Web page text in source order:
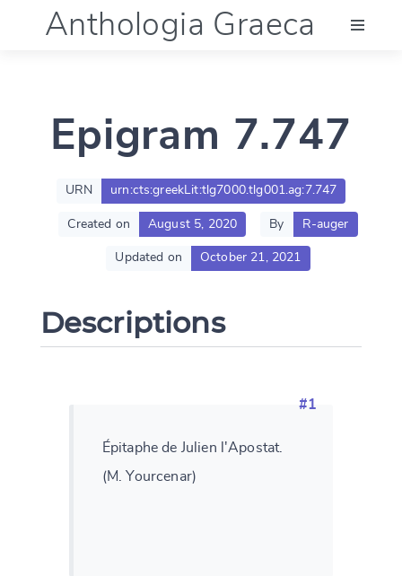
Anthologia Graeca
Language (en)
Documentation
Epigram 7.747
URN urn:cts:greekLit:tlg7000.tlg001.ag:7.747
Created on August 5, 2020 By R-auger
Updated on October 21, 2021
Descriptions
#1
Épitaphe de Julien l'Apostat.
(M. Yourcenar)